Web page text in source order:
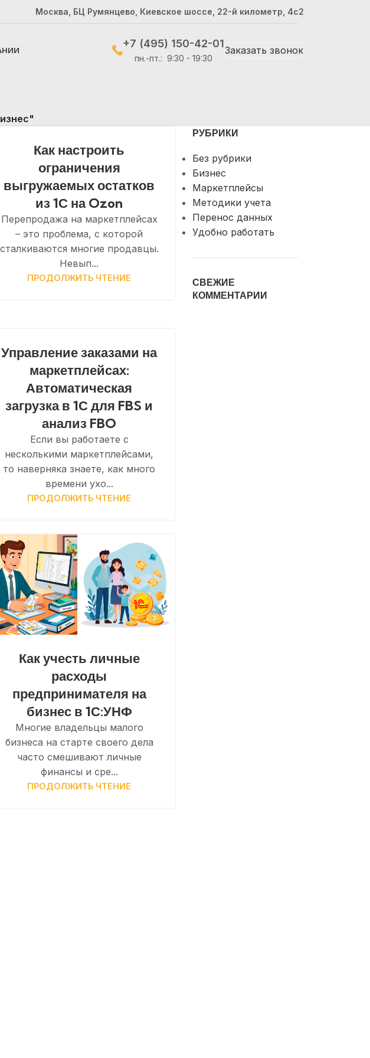
Москва, БЦ Румянцево, Киевское шоссе, 22-й километр, 4с2
+7 (495) 150-42-01
пн.-пт.: 9:30 - 19:30
Заказать звонок
Как настроить
ограничения
выгружаемых остатков
из 1С на Ozon
Перепродажа на маркетплейсах
– это проблема, с которой
сталкиваются многие продавцы.
Невып...
ПРОДОЛЖИТЬ ЧТЕНИЕ
Управление заказами на
маркетплейсах:
Автоматическая
загрузка в 1С для FBS и
анализ FBO
Если вы работаете с
несколькими маркетплейсами,
то наверняка знаете, как много
времени ухо...
ПРОДОЛЖИТЬ ЧТЕНИЕ
Как учесть личные
расходы
предпринимателя на
бизнес в 1С:УНФ
Многие владельцы малого
бизнеса на старте своего дела
часто смешивают личные
финансы и сре...
ПРОДОЛЖИТЬ ЧТЕНИЕ
РУБРИКИ
Без рубрики
Бизнес
Маркетплейсы
Методики учета
Перенос данных
Удобно работать
СВЕЖИЕ
КОММЕНТАРИИ